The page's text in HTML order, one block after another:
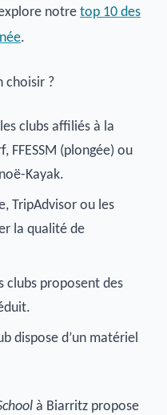
notre top 10 des
.
choisir ?
clubs affiliés à la
FFESSM (plongée) ou
Kayak.
TripAdvisor ou les
la qualité de
clubs proposent des
dispose d’un matériel
à Biarritz propose